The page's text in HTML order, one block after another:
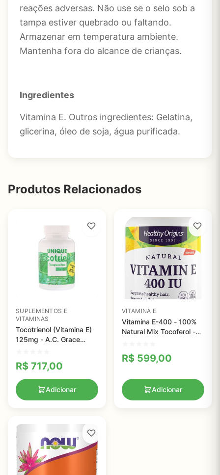
reações adversas. Não use se o selo sob a
tampa estiver quebrado ou faltando.
Armazenar em temperatura ambiente.
Mantenha fora do alcance de crianças.
Ingredientes
Vitamina E. Outros ingredientes: Gelatina,
glicerina, óleo de soja, água purificada.
Produtos Relacionados
SUPLEMENTOS E
VITAMINAS
Tocotrienol (Vitamina E)
125mg - A.C. Grace
R$ 717,00
Adicionar
VITAMINA E
Vitamina E-400 - 100%
Natural Mix Tocoferol -
R$ 599,00
Adicionar